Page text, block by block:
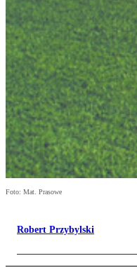
Foto: Mat. Prasowe
Robert Przybylski